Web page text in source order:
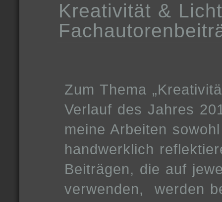
Kreativität &
Zum Thema
Verlauf des Jahres
meine Arbeiten
handwerklich
Beiträgen, die auf
verwenden,
werden